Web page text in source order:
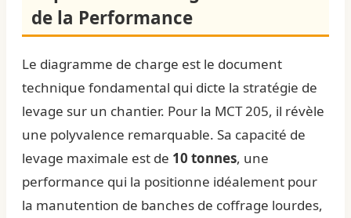
de la Performance
Le diagramme de charge est le document
technique fondamental qui dicte la stratégie de
levage sur un chantier. Pour la MCT 205, il révèle
une polyvalence remarquable. Sa capacité de
levage maximale est de 10 tonnes, une
performance qui la positionne idéalement pour
la manutention de banches de coffrage lourdes,